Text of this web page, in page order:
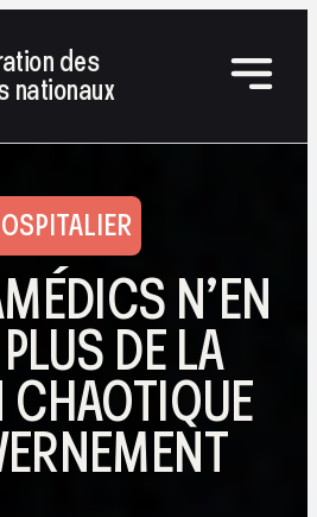
des
nationaux
N’EN
DE LA